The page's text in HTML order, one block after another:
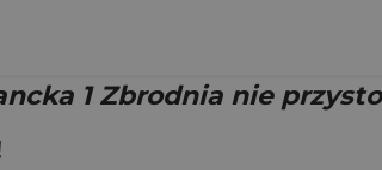
1 Zbrodnia nie